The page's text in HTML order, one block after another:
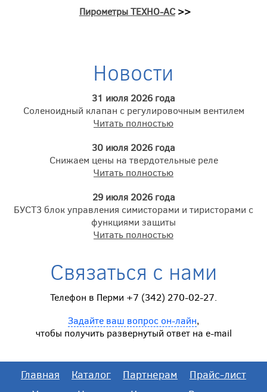
Пирометры ТЕХНО-АС>>
Новости
31 июля 2026 года
Соленоидный клапан с регулировочным вентилем
Читать полностью
30 июля 2026 года
Снижаем цены на твердотельные реле
Читать полностью
29 июля 2026 года
БУСТ3 блок управления симисторами и тиристорами с
функциями защиты
Читать полностью
Связаться с нами
Телефон в Перми +7 (342) 270-02-27.
Задайте ваш вопрос он-лайн,
чтобы получить развернутый ответ на e-mail
Главная Каталог Партнерам
Прайс-лист